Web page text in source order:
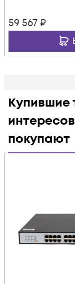
59 567 ₽
Купившие
покупают